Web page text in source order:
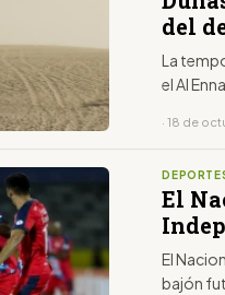
del
La
el Al
· 18 de
El
El
bajón